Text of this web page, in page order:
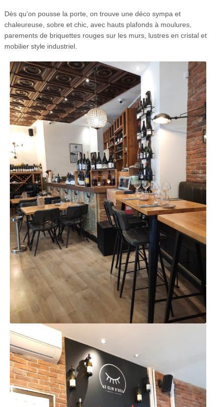
Dès qu’on pousse la porte, on trouve une déco sympa et
chaleureuse, sobre et chic, avec hauts plafonds à moulures,
parements de briquettes rouges sur les murs, lustres en cristal et
mobilier style industriel.